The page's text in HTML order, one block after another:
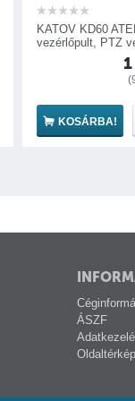
KATOV KD60
vezérlőpult, PTZ
(
KOSÁRBA!
ÁSZF
Oldaltérkép